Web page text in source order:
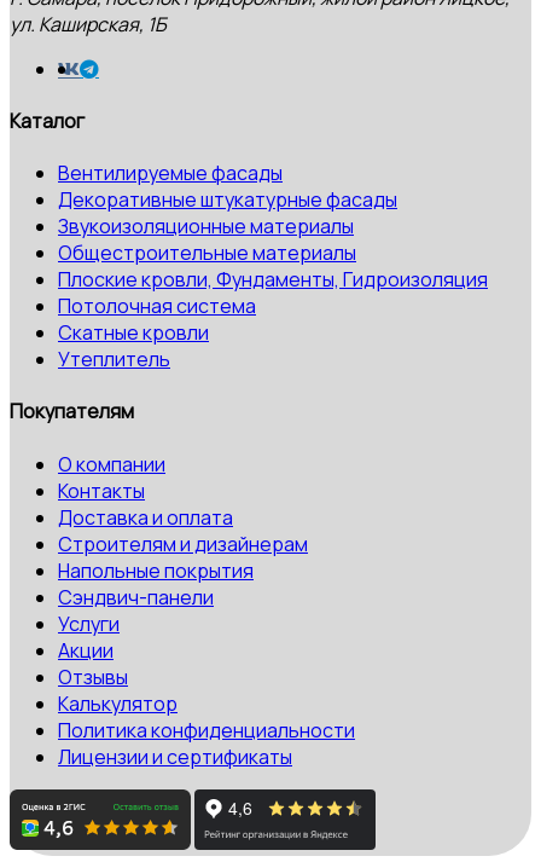
ул. Каширская, 1Б
Каталог
Вентилируемые фасады
Декоративные штукатурные фасады
Звукоизоляционные материалы
Общестроительные материалы
Плоские кровли, Фундаменты, Гидроизоляция
Потолочная система
Скатные кровли
Утеплитель
Покупателям
О компании
Контакты
Доставка и оплата
Строителям и дизайнерам
Напольные покрытия
Сэндвич-панели
Услуги
Акции
Отзывы
Калькулятор
Политика конфиденциальности
Лицензии и сертификаты